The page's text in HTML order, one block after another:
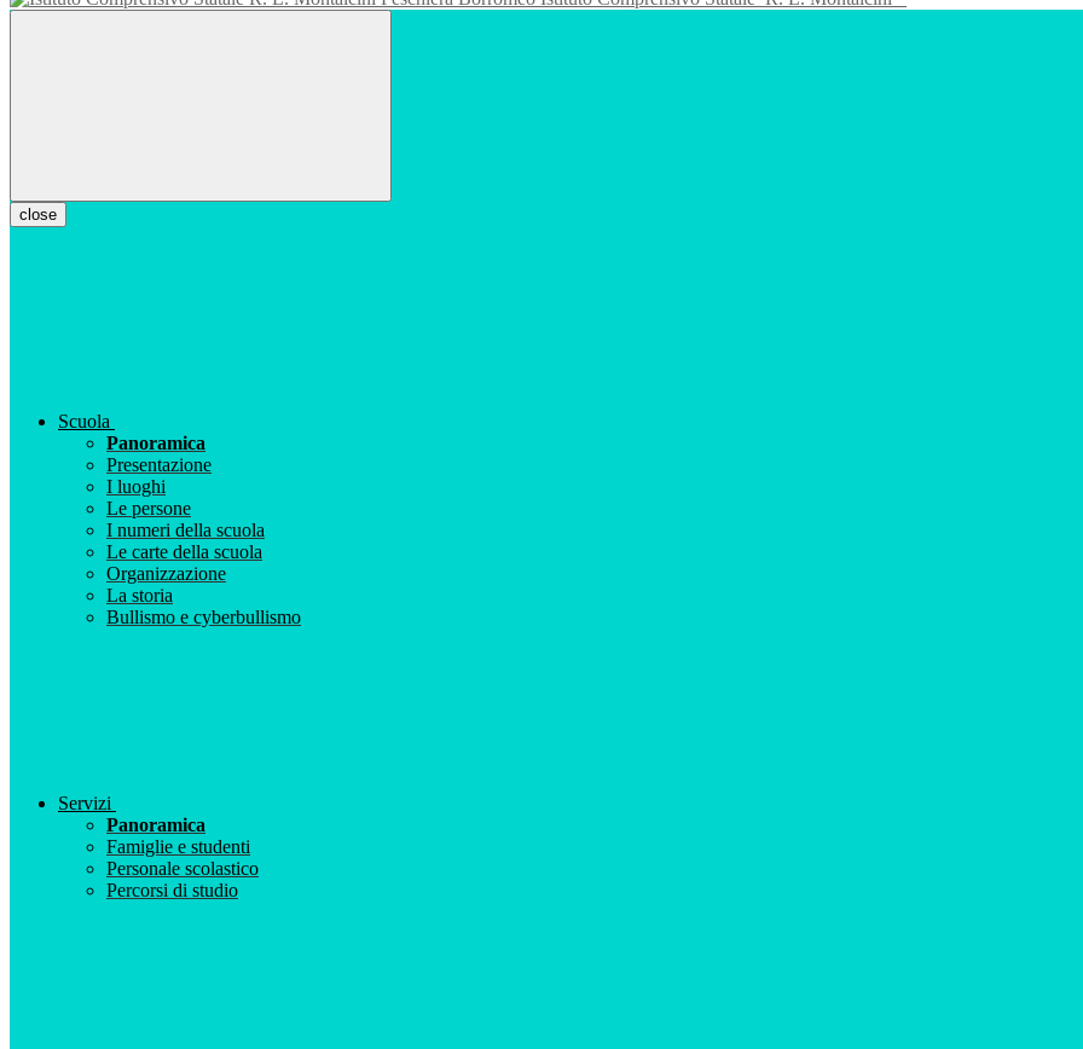
close
Scuola
Panoramica
Presentazione
I luoghi
Le persone
I numeri della scuola
Le carte della scuola
Organizzazione
La storia
Bullismo e cyberbullismo
Servizi
Panoramica
Famiglie e studenti
Personale scolastico
Percorsi di studio